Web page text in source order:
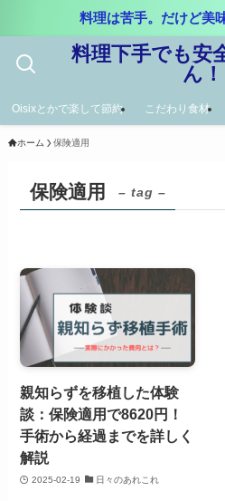
料理は苦手。だけど美
料理下手でも安
ん！
Oisixとかで楽して節約 こだわり食材
ホーム 保険適用
保険適用 – tag –
親知らずを移植した体験
談：保険適用で8620円！
手術から経過までを詳しく
解説
2025-02-19 日々のあれこれ